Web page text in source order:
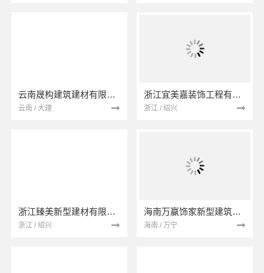
云南晟构建筑建材有限公司
云南 / 大理
浙江宜美嘉装饰工程有限公司
浙江 / 绍兴
浙江臻美新型建材有限公司
浙江 / 绍兴
海南万赢饰家新型建筑材料有限公司
海南 / 万宁